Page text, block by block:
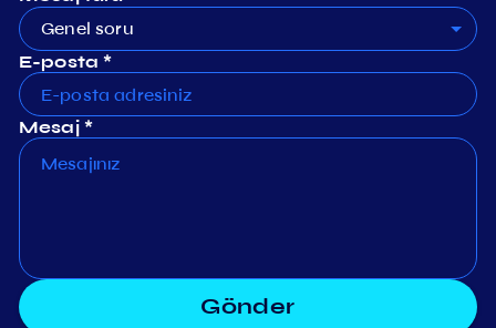
Genel soru
E-posta *
Mesaj *
Gönder